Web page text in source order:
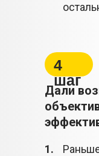
4
шаг
Дали
1.